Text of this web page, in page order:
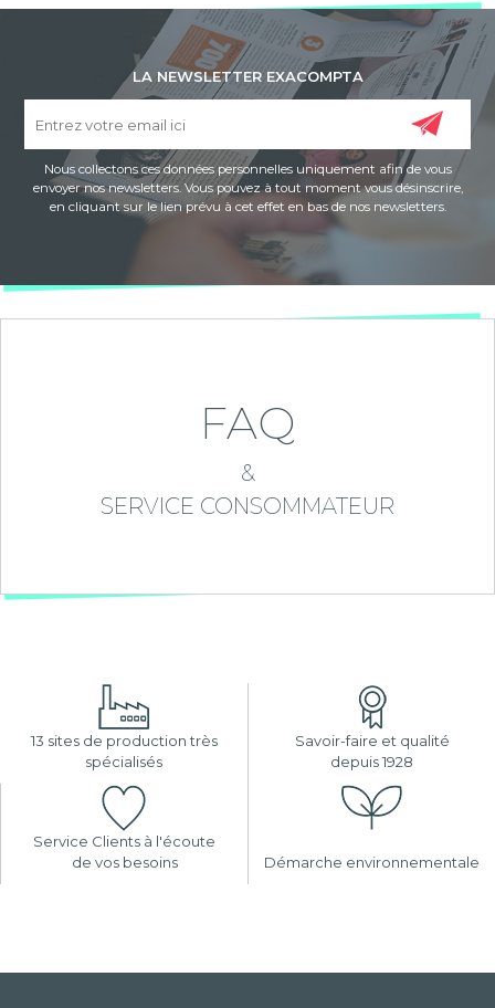
LA NEWSLETTER EXACOMPTA
Nous collectons ces données personnelles uniquement afin de vous
envoyer nos newsletters. Vous pouvez à tout moment vous désinscrire,
en cliquant sur le lien prévu à cet effet en bas de nos newsletters.
FAQ
&
SERVICE CONSOMMATEUR
13 sites de production très
spécialisés
Savoir-faire et qualité
depuis 1928
Service Clients à l'écoute
de vos besoins
Démarche environnementale